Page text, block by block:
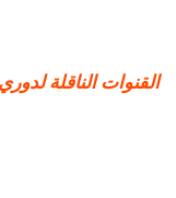
القنوات الناقلة لدوري أبطال